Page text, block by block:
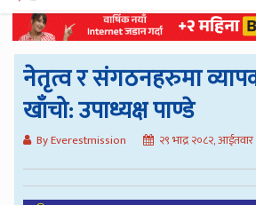
नेतृत्व र संगठनहरुमा
खाँचो: उपाध्यक्ष पाण्डे
By Everestmission २९ भाद्र २०८२,